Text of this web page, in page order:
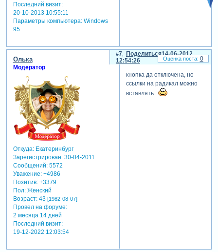
Последний визит:
20-10-2013 10:55:11
Параметры компьютера:Windows
95
Поделиться
7
14-06-2012
12:54:26
Олька
Модератор
Откуда:Екатеринбург
Зарегистрирован: 30-04-2011
Сообщений:5572
Уважение: +4986
Позитив: +3379
Пол:Женский
Возраст:43 [1982-08-07]
Провел на форуме:
2 месяца 14 дней
Последний визит:
19-12-2022 12:03:54
кнопка да отключена, но
ссылки на радикал можно
вставлять.
0